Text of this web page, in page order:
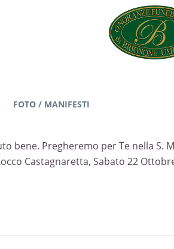
FOTO / MANIFESTI
bene. Pregheremo per Te nella S.
Castagnaretta, Sabato 22